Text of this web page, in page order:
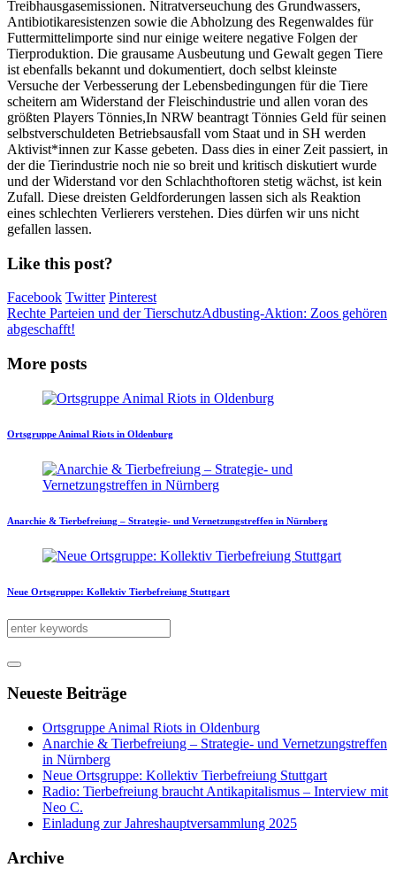
Treibhausgasemissionen. Nitratverseuchung des Grundwassers,
Antibiotikaresistenzen sowie die Abholzung des Regenwaldes für
Futtermittelimporte sind nur einige weitere negative Folgen der
Tierproduktion. Die grausame Ausbeutung und Gewalt gegen Tiere
ist ebenfalls bekannt und dokumentiert, doch selbst kleinste
Versuche der Verbesserung der Lebensbedingungen für die Tiere
scheitern am Widerstand der Fleischindustrie und allen voran des
größten Players Tönnies,In NRW beantragt Tönnies Geld für seinen
selbstverschuldeten Betriebsausfall vom Staat und in SH werden
Aktivist*innen zur Kasse gebeten. Dass dies in einer Zeit passiert, in
der die Tierindustrie noch nie so breit und kritisch diskutiert wurde
und der Widerstand vor den Schlachthoftoren stetig wächst, ist kein
Zufall. Diese dreisten Geldforderungen lassen sich als Reaktion
eines schlechten Verlierers verstehen. Dies dürfen wir uns nicht
gefallen lassen.
Like this post?
Facebook Twitter Pinterest
Rechte Parteien und der TierschutzAdbusting-Aktion: Zoos gehören
abgeschafft!
More posts
Ortsgruppe Animal Riots in Oldenburg
Anarchie & Tierbefreiung – Strategie- und Vernetzungstreffen in Nürnberg
Neue Ortsgruppe: Kollektiv Tierbefreiung Stuttgart
Neueste Beiträge
Ortsgruppe Animal Riots in Oldenburg
Anarchie & Tierbefreiung – Strategie- und Vernetzungstreffen
in Nürnberg
Neue Ortsgruppe: Kollektiv Tierbefreiung Stuttgart
Radio: Tierbefreiung braucht Antikapitalismus – Interview mit
Neo C.
Einladung zur Jahreshauptversammlung 2025
Archive